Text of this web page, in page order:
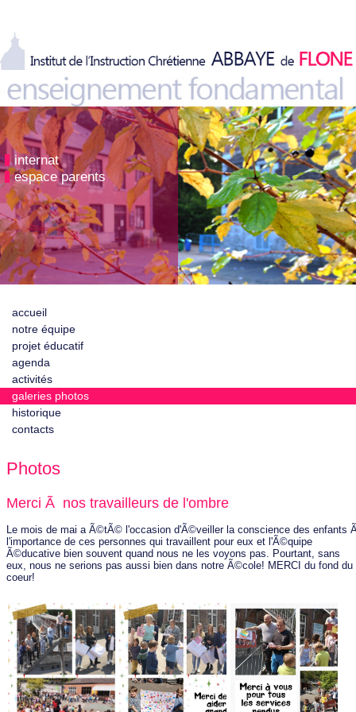
internat
espace parents
accueil
notre équipe
projet éducatif
agenda
activités
galeries photos
historique
contacts
Photos
Merci Ã nos travailleurs de l'ombre
Le mois de mai a Ã©tÃ© l'occasion d'Ã©veiller la conscience des enfants
l'importance de ces personnes qui travaillent pour eux et l'Ã©quipe
Ã©ducative bien souvent quand nous ne les voyons pas. Pourtant, sans
eux, nous ne serions pas aussi bien dans notre Ã©cole! MERCI du fond du
coeur!